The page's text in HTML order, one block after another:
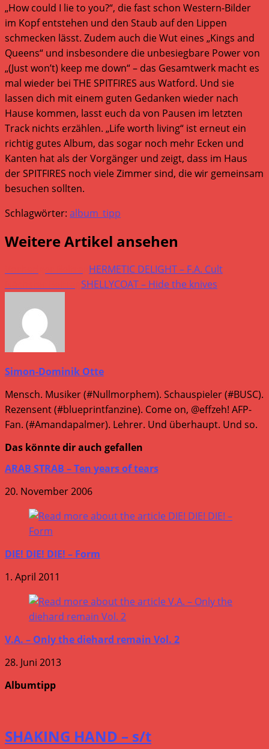
„How could I lie to you?“, die fast schon Western-Bilder
im Kopf entstehen und den Staub auf den Lippen
schmecken lässt. Zudem auch die Wut eines „Kings and
Queens“ und insbesondere die unbesiegbare Power von
„(Just won’t) keep me down“ – das Gesamtwerk macht es
mal wieder bei THE SPITFIRES aus Watford. Und sie
lassen dich mit einem guten Gedanken wieder nach
Hause kommen, lasst euch da von Pausen im letzten
Track nichts erzählen. „Life worth living“ ist erneut ein
richtig gutes Album, das sogar noch mehr Ecken und
Kanten hat als der Vorgänger und zeigt, dass im Haus
der SPITFIRES noch viele Zimmer sind, die wir gemeinsam
besuchen sollten.
Schlagwörter: album_tipp
Weitere Artikel ansehen
HERMETIC DELIGHT – F.A. Cult
SHELLYCOAT – Hide the knives
Simon-Dominik Otte
Mensch. Musiker (#Nullmorphem). Schauspieler (#BUSC).
Rezensent (#blueprintfanzine). Come on, @effzeh! AFP-
Fan. (#Amandapalmer). Lehrer. Und überhaupt. Und so.
Das könnte dir auch gefallen
ARAB STRAB – Ten years of tears
20. November 2006
DIE! DIE! DIE! – Form
1. April 2011
V.A. – Only the diehard remain Vol. 2
28. Juni 2013
Albumtipp
SHAKING HAND – s/t